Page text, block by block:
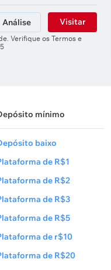
Análise Visitar
Verifique os Termos e
mínimo
baixo
de R$1
de R$2
de R$3
de R$5
de r$10
de R$20